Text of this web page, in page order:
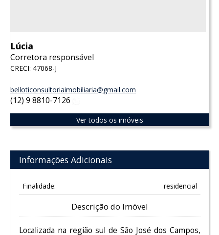
Lúcia
Corretora responsável
CRECI: 47068-J
belloticonsultoriaimobiliaria@gmail.com
(12) 9 8810-7126
Ver todos os imóveis
Informações Adicionais
Finalidade: residencial
Descrição do Imóvel
Localizada na região sul de São José dos Campos,